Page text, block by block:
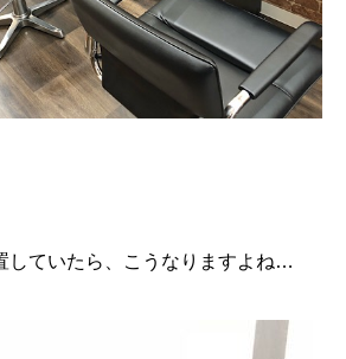
していたら、こうなりますよね…